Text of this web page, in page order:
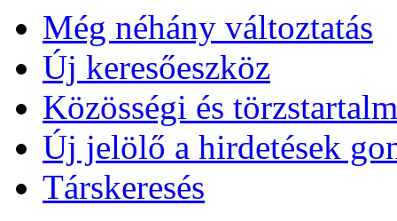
Még néhány változtatás
Új keresőeszköz
Közösségi és
Új jelölő a hirdetések
Társkeresés